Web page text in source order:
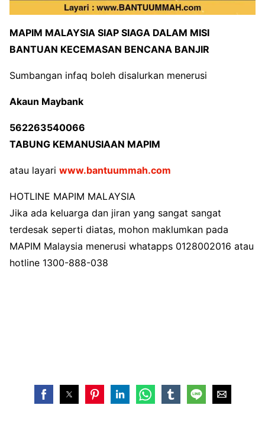
MAPIM MALAYSIA SIAP SIAGA DALAM MISI
BANTUAN KECEMASAN BENCANA BANJIR
Sumbangan infaq boleh disalurkan menerusi
Akaun Maybank
562263540066
TABUNG KEMANUSIAAN MAPIM
atau layari www.bantuummah.com
HOTLINE MAPIM MALAYSIA
Jika ada keluarga dan jiran yang sangat sangat
terdesak seperti diatas, mohon maklumkan pada
MAPIM Malaysia menerusi whatapps 0128002016 atau
hotline 1300-888-038